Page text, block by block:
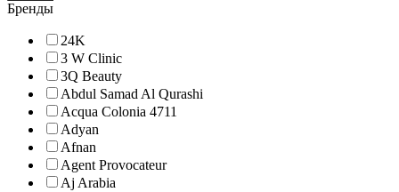
Бренды
24K
3 W Clinic
3Q Beauty
Abdul Samad Al Qurashi
Acqua Colonia 4711
Adyan
Afnan
Agent Provocateur
Aj Arabia